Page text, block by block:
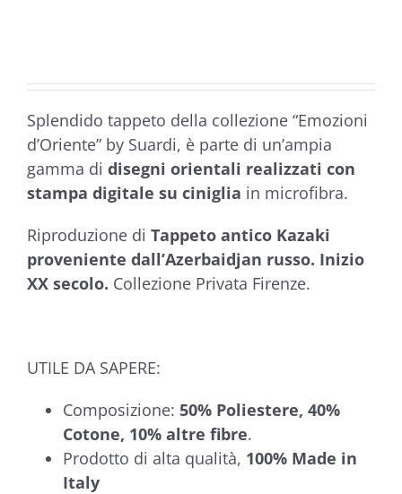
€104,90
Splendido tappeto della collezione “Emozioni
d’Oriente” by Suardi, è parte di un’ampia
gamma di disegni orientali realizzati con
stampa digitale su ciniglia in microfibra.
Riproduzione di Tappeto antico Kazaki
proveniente dall’Azerbaidjan russo. Inizio
XX secolo. Collezione Privata Firenze.
UTILE DA SAPERE:
Composizione: 50% Poliestere, 40%
Cotone, 10% altre fibre.
Prodotto di alta qualità, 100% Made in
Italy